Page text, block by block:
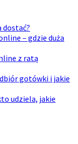
dostać?
– gdzie duża
z ratą
gotówki i jakie
udziela, jakie